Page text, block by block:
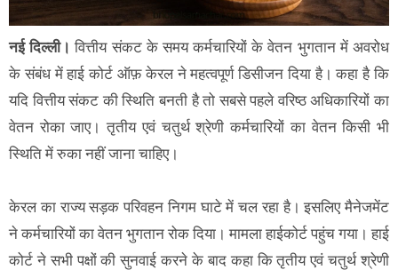
नई दिल्ली। वित्तीय संकट के समय कर्मचारियों के वेतन भुगतान में अवरोध
के संबंध में हाई कोर्ट ऑफ़ केरल ने महत्वपूर्ण डिसीजन दिया है। कहा है कि
यदि वित्तीय संकट की स्थिति बनती है तो सबसे पहले वरिष्ठ अधिकारियों का
वेतन रोका जाए। तृतीय एवं चतुर्थ श्रेणी कर्मचारियों का वेतन किसी भी
स्थिति में रुका नहीं जाना चाहिए।
केरल का राज्य सड़क परिवहन निगम घाटे में चल रहा है। इसलिए मैनेजमेंट
ने कर्मचारियों का वेतन भुगतान रोक दिया। मामला हाईकोर्ट पहुंच गया। हाई
कोर्ट ने सभी पक्षों की सुनवाई करने के बाद कहा कि तृतीय एवं चतुर्थ श्रेणी